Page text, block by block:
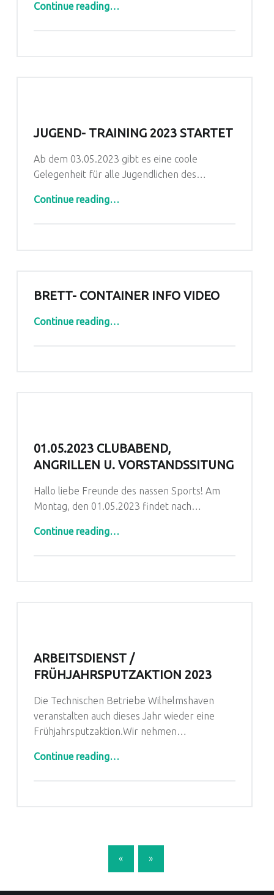
Continue reading…
JUGEND- TRAINING 2023 STARTET
Ab dem 03.05.2023 gibt es eine coole
Gelegenheit für alle Jugendlichen des…
Continue reading…
BRETT- CONTAINER INFO VIDEO
Continue reading…
01.05.2023 CLUBABEND,
ANGRILLEN U. VORSTANDSSITUNG
Hallo liebe Freunde des nassen Sports! Am
Montag, den 01.05.2023 findet nach…
Continue reading…
ARBEITSDIENST /
FRÜHJAHRSPUTZAKTION 2023
Die Technischen Betriebe Wilhelmshaven
veranstalten auch dieses Jahr wieder eine
Frühjahrsputzaktion.Wir nehmen…
Continue reading…
« »